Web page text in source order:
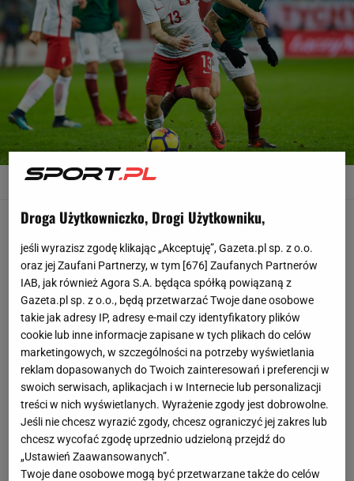
Maciej Rybus w meczu z Meksykiem
W życiu Macieja Rybusa trwa najważniejszy czas. Kilka
dni przed wylotem na zgrupowanie kadry piłkarz z
Łowicza wziął ślub w dalekim Władywostoku. Jego
klub - Lokomotiw Moskwa - sensacyjnie okupuje
pierwsze miejsce w lidze rosyjskiej i na 7. kolejek przed
końcem ma nad Spartakiem pięciopunktową przewagę
(i w zanadrzu jeden zaległy mecz). Na odpowiednim
torze były także jego losy reprezentacyjne.
We Wrocławiu 28-latek miał utwierdzić Adama
Nawałkę w przekonaniu, że jest najlepszym wyborem
na pozycję lewego obrońcy. Bo kto miałby mu
Droga Użytkowniczko, Drogi Użytkowniku,
jeśli wyrazisz zgodę klikając „Akceptuję”, Gazeta.pl sp. z o.o.
oraz jej Zaufani Partnerzy, w tym [676] Zaufanych Partnerów
IAB, jak również Agora S.A. będąca spółką powiązaną z
Gazeta.pl sp. z o.o., będą przetwarzać Twoje dane osobowe
takie jak adresy IP, adresy e-mail czy identyfikatory plików
cookie lub inne informacje zapisane w tych plikach do celów
marketingowych, w szczególności na potrzeby wyświetlania
reklam dopasowanych do Twoich zainteresowań i preferencji w
swoich serwisach, aplikacjach i w Internecie lub personalizacji
treści w nich wyświetlanych. Wyrażenie zgody jest dobrowolne.
Jeśli nie chcesz wyrazić zgody, chcesz ograniczyć jej zakres lub
chcesz wycofać zgodę uprzednio udzieloną przejdź do
„Ustawień Zaawansowanych”.
Twoje dane osobowe mogą być przetwarzane także do celów